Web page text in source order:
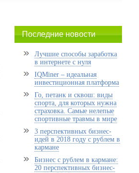
Последние новости
Лучшие способы заработка
в интернете с нуля
IQMiner – идеальная
инвестиционная платформа
Го, петанк и сквош: виды
спорта, для которых нужна
страховка. Самые нелепые
спортивные травмы в мире
3 перспективных бизнес-
идей в 2018 году с рублем в
кармане
Бизнес с рублем в кармане:
20 перспективных бизнес-